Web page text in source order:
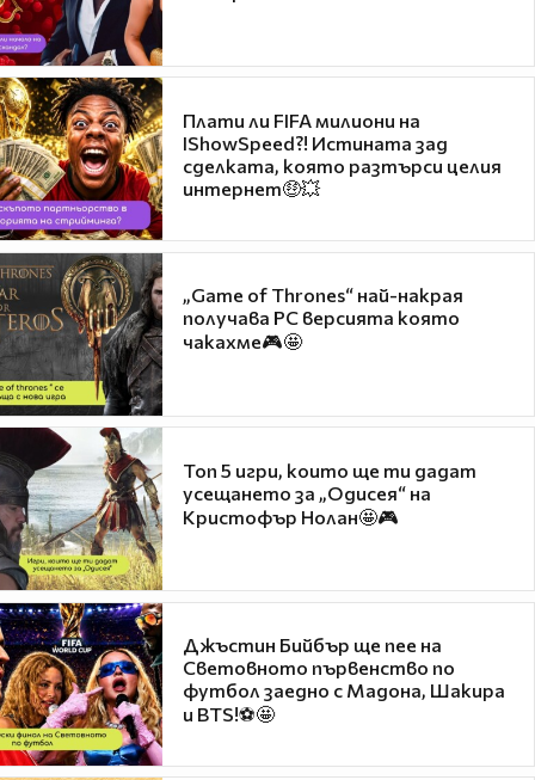
Плати ли FIFA милиони на
IShowSpeed?! Истината зад
сделката, която разтърси целия
интернет🤑💥
„Game of Thrones“ най-накрая
получава PC версията която
чакахме🎮🤩
Топ 5 игри, които ще ти дадат
усещането за „Одисея“ на
Кристофър Нолан🤩🎮
Джъстин Бийбър ще пее на
Световното първенство по
футбол заедно с Мадона, Шакира
и BTS!⚽🤩